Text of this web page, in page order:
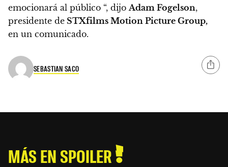
emocionará al público “, dijo Adam Fogelson,
presidente de STXfilms Motion Picture Group,
en un comunicado.
SEBASTIAN SACO
MÁS EN SPOILER